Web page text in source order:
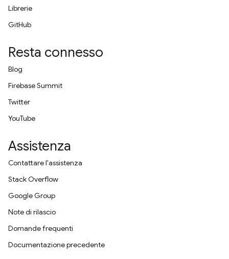
Librerie
GitHub
Resta connesso
Blog
Firebase Summit
Twitter
YouTube
Assistenza
Contattare l'assistenza
Stack Overflow
Google Group
Note di rilascio
Domande frequenti
Documentazione precedente